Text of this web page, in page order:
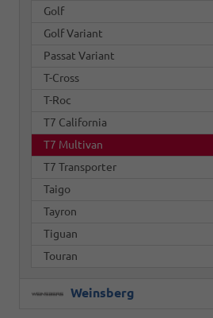
Golf
Golf Variant
Passat Variant
T-Cross
T-Roc
T7 California
T7 Multivan
T7 Transporter
Taigo
Tayron
Tiguan
Touran
Weinsberg